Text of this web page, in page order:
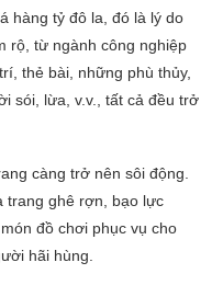
hàng tỷ đô la, đó là lý do
rộ, từ ngành công nghiệp
thẻ bài, những phù thủy,
sói, lừa, v.v., tất cả đều trở
càng trở nên sôi động.
trang ghê rợn, bạo lực
đồ chơi phục vụ cho
hãi hùng.